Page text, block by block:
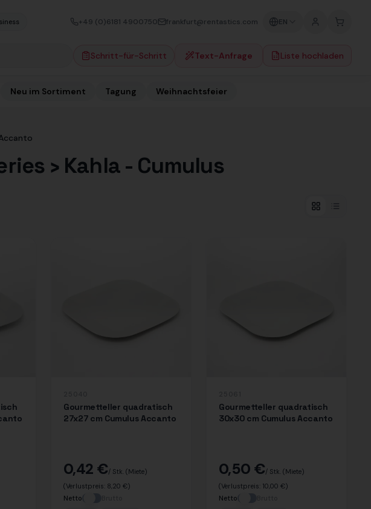
+49 (0)6181 4900750 frankfurt@rentastics.com EN
Schritt-für-Schritt Text-Anfrage Liste hochladen
Neu im Sortiment Tagung Weihnachtsfeier
› Kahla - Cumulus
Gourmetteller quadratisch
27x27 cm Cumulus Accanto
0,42 €/ Stk.(Miete)
(Verlustpreis: 8,20 €)
Netto
Gourmetteller quadratisch
30x30 cm Cumulus Accanto
0,50 €/ Stk.(Miete)
(Verlustpreis: 10,00 €)
Netto